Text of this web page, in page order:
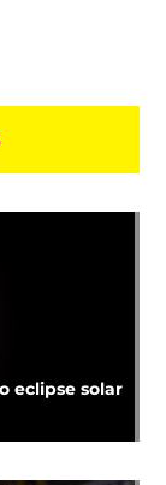
eclipse solar